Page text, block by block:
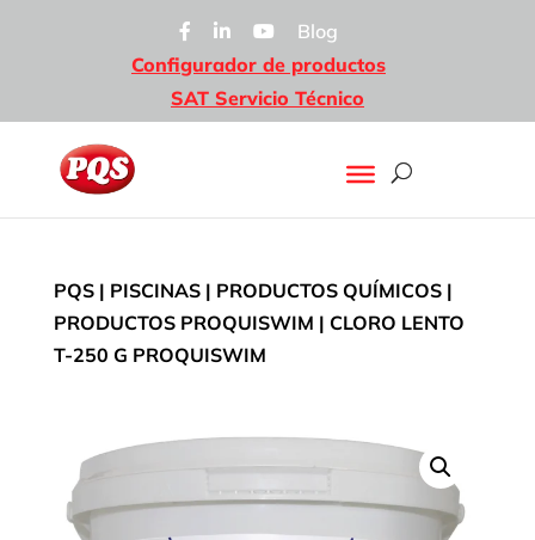
Blog
Configurador de productos
SAT Servicio Técnico
PQS| PISCINAS| PRODUCTOS QUÍMICOS|
PRODUCTOS PROQUISWIM | CLORO LENTO
T-250 G PROQUISWIM